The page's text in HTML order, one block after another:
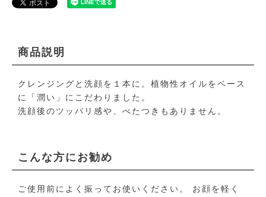
商品説明
クレンジングと洗顔を１本に。植物性オイルをベース
に「潤い」にこだわりました。
洗顔後のツッパリ感や、べたつきもありません。
こんな方にお勧め
ご使用前によく振ってお使いください。 お顔を軽く